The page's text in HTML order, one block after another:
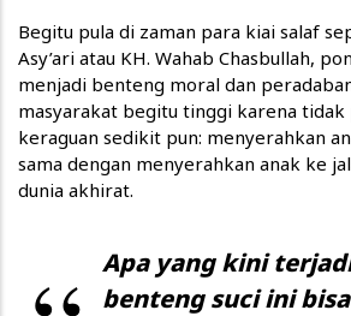
Begitu pula di zaman para kiai salaf
Asy’ari atau KH. Wahab Chasbullah,
menjadi benteng moral dan
masyarakat begitu tinggi karena tidak
keraguan sedikit pun: menyerahkan
sama dengan menyerahkan anak ke
dunia akhirat.
Apa yang kini
benteng suci ini